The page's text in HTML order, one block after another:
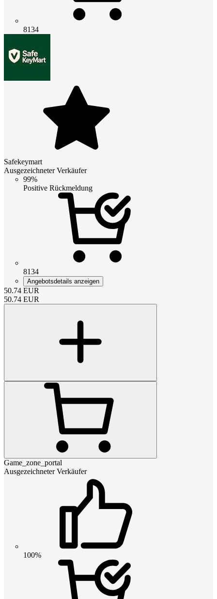
8134
Safekeymart
Ausgezeichneter Verkäufer
99%
Positive Rückmeldung
8134
Angebotsdetails anzeigen
50.74 EUR
50.74 EUR
Game_zone_portal
Ausgezeichneter Verkäufer
100%